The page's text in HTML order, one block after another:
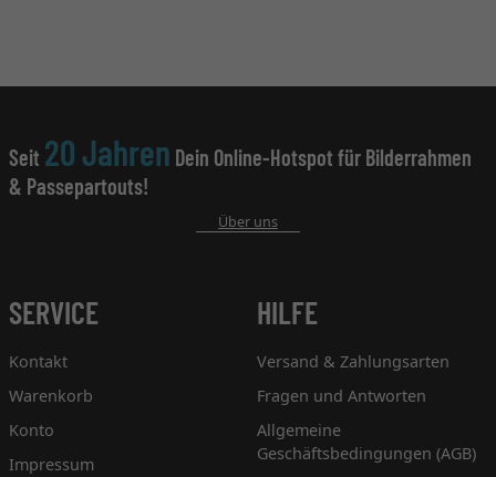
Seit 20 Jahren Dein Online-Hotspot für Bilderrahmen
& Passepartouts!
Über uns
SERVICE
Kontakt
Warenkorb
Konto
Impressum
HILFE
Versand & Zahlungsarten
Fragen und Antworten
Allgemeine
Geschäftsbedingungen (AGB)